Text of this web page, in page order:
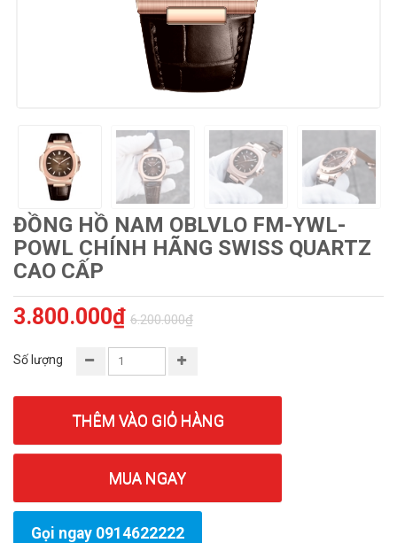
ĐỒNG HỒ NAM OBLVLO FM-YWL-
POWL CHÍNH HÃNG SWISS QUARTZ
CAO CẤP
3.800.000₫ 6.200.000₫
Số lượng
THÊM VÀO GIỎ HÀNG
MUA NGAY
Gọi ngay 0914622222